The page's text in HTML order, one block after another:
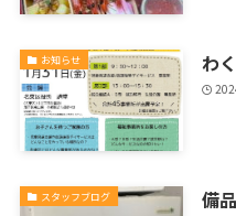
お知らせ わ
スタッフブログ 備